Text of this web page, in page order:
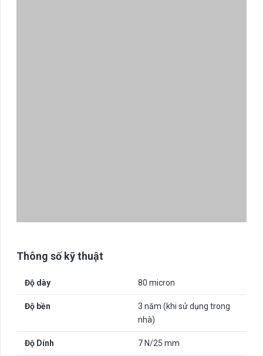
Thông số kỹ thuật
Độ dày 80 micron
Độ bền
3 năm (khi sử dụng trong
nhà)
Độ Dính 7 N/25 mm